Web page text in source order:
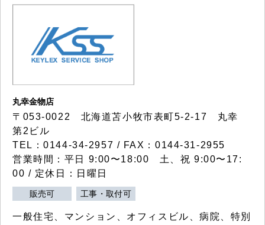
丸幸金物店
〒053-0022 北海道苫小牧市表町5-2-17 丸幸
第2ビル
TEL：0144-34-2957 / FAX：0144-31-2955
営業時間：平日 9:00〜18:00 土、祝 9:00〜17:
00 / 定休日：日曜日
販売可 工事・取付可
一般住宅、マンション、オフィスビル、病院、特別